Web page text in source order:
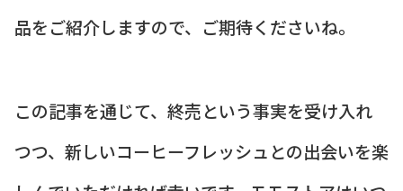
品をご紹介しますので、ご期待くださいね。
この記事を通じて、終売という事実を受け入れ
つつ、新しいコーヒーフレッシュとの出会いを楽